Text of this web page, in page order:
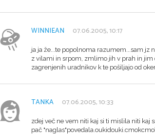
WINNIEAN 07.06.2005, 10:17
ja ja že...te popolnoma razumem...sam jz
z vilami in srpom, zmlimo jih v prah in jim
zagrenjenih uradnikov k te pošiljajo od
TANKA 07.06.2005, 10:33
zdej več ne vem niti kaj si ti mislila niti kaj
pač